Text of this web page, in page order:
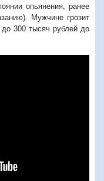
опьянения, ранее
Мужчине грозит
300 тысяч рублей до